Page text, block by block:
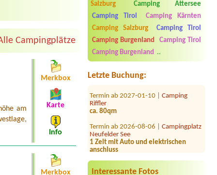
Salzburg
Camping Attersee
Camping Tirol
Camping Kärnten
Camping Salzburg
Camping Tirol
Camping Burgenland
Camping Tirol
Camping Burgenland ..
Letzte Buchung:
Termin ab 2026-07-29 |
Camping
Wolfgangsee Birkenstrand
1 x zelt,2 x personen
Termin ab 2026-07-30 |Badesee
Camping Klaffer
1 x Stellplatz mit Wohnwagen +
Kinder, 1 Hund
Riffler
ca. 80qm
Neufelder See
1 Zelt mit Auto und elektrischen
anschluss
Interessante Fotos
Campingplätze
am
Merkbox
Karte
Info
Merkbox